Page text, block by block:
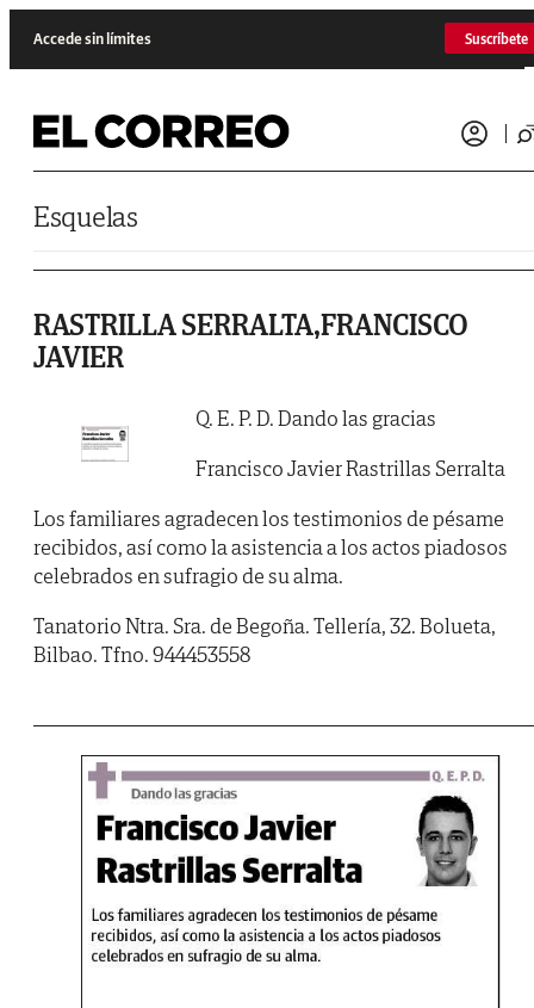
Accede sin límites Suscríbete
Esquelas
RASTRILLA SERRALTA,FRANCISCO
JAVIER
Q. E. P. D. Dando las gracias
Francisco Javier Rastrillas Serralta
Los familiares agradecen los testimonios de pésame
recibidos, así como la asistencia a los actos piadosos
celebrados en sufragio de su alma.
Tanatorio Ntra. Sra. de Begoña. Tellería, 32. Bolueta,
Bilbao. Tfno. 944453558